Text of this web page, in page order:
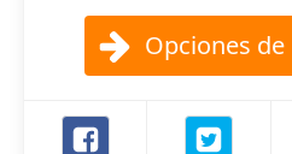
Opciones de